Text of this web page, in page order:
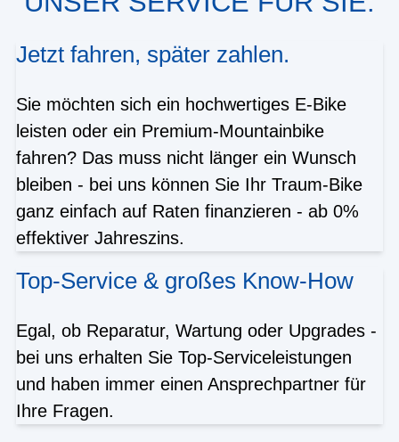
Jetzt fahren, später zahlen.
Sie möchten sich ein hochwertiges E-Bike
leisten oder ein Premium-Mountainbike
fahren? Das muss nicht länger ein Wunsch
bleiben - bei uns können Sie Ihr Traum-Bike
ganz einfach auf Raten finanzieren - ab 0%
effektiver Jahreszins.
Top-Service & großes Know-How
Egal, ob Reparatur, Wartung oder Upgrades -
bei uns erhalten Sie Top-Serviceleistungen
und haben immer einen Ansprechpartner für
Ihre Fragen.